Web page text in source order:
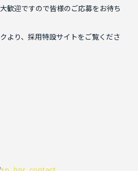
歓迎ですので皆様のご応募をお待ち
より、採用特設サイトをご覧くださ